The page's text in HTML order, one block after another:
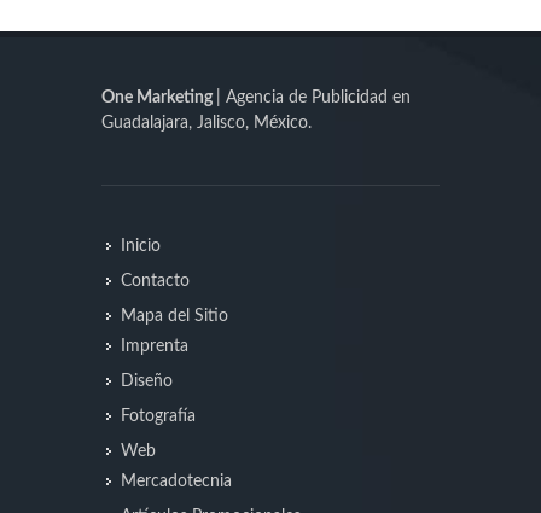
One Marketing
| Agencia de Publicidad en
Guadalajara, Jalisco, México.
Inicio
Contacto
Mapa del Sitio
Imprenta
Diseño
Fotografía
Web
Mercadotecnia